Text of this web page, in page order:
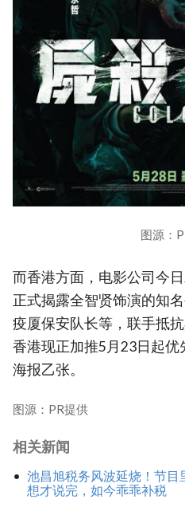
图源：
而香港方面，电影公司今
正式揭露全智贤饰演的知
疫厦保安队长等，联手抵
香港现正加推5月23日起
海报乙张。
图源：PR提供
相关新闻
池昌旭税务风波延烧！节
想才说完，如今乖乖补税